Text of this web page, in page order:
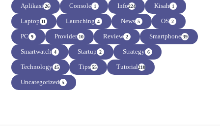
Aplikasi 26 Console 1 Info224 Kisah 1
Laptop 11 Launching 4 News 5 OS 2
PC 9 Provider 10 Review 2 Smartphone 39
Smartwatch 4 Startup 2 Strategy 6
Technology 45 Tips 55 Tutorial210
Uncategorized 5